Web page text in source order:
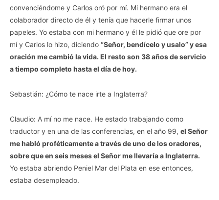
convenciéndome y Carlos oró por mí. Mi hermano era el
colaborador directo de él y tenía que hacerle firmar unos
papeles. Yo estaba con mi hermano y él le pidió que ore por
mí y Carlos lo hizo, diciendo “Señor, bendícelo y usalo” y esa
oración me cambió la vida. El resto son 38 años de servicio
a tiempo completo hasta el día de hoy.
Sebastián: ¿Cómo te nace irte a Inglaterra?
Claudio: A mí no me nace. He estado trabajando como
traductor y en una de las conferencias, en el año 99, el Señor
me habló proféticamente a través de uno de los oradores,
sobre que en seis meses el Señor me llevaría a Inglaterra.
Yo estaba abriendo Peniel Mar del Plata en ese entonces,
estaba desempleado.